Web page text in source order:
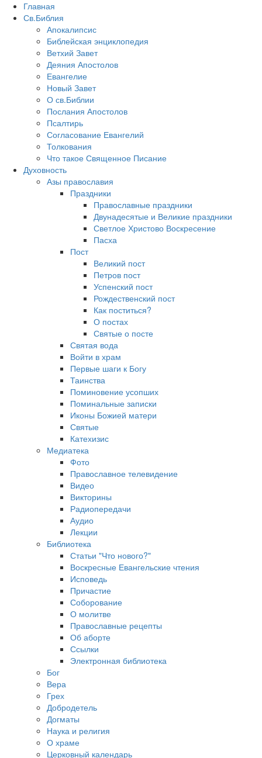
Главная
Св.Библия
Апокалипсис
Библейская энциклопедия
Ветхий Завет
Деяния Апостолов
Евангелие
Новый Завет
О св.Библии
Послания Апостолов
Псалтирь
Согласование Евангелий
Толкования
Что такое Священное Писание
Духовность
Азы православия
Праздники
Православные праздники
Двунадесятые и Великие праздники
Светлое Христово Воскресение
Пасха
Пост
Великий пост
Петров пост
Успенский пост
Рождественский пост
Как поститься?
О постах
Святые о посте
Святая вода
Войти в храм
Первые шаги к Богу
Таинства
Поминовение усопших
Поминальные записки
Иконы Божией матери
Святые
Катехизис
Медиатека
Фото
Православное телевидение
Видео
Викторины
Радиопередачи
Аудио
Лекции
Библиотека
Статьи "Что нового?"
Воскресные Евангельские чтения
Исповедь
Причастие
Соборование
О молитве
Православные рецепты
Об аборте
Ссылки
Электронная библиотека
Бог
Вера
Грех
Добродетель
Догматы
Наука и религия
О храме
Церковный календарь